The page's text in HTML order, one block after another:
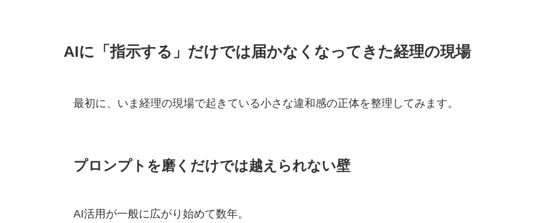
AIに「指示する」だけでは届かなくなってきた経理の現場
最初に、いま経理の現場で起きている小さな違和感の正体を整理してみます。
プロンプトを磨くだけでは越えられない壁
AI活用が一般に広がり始めて数年。